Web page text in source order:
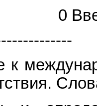
0
к